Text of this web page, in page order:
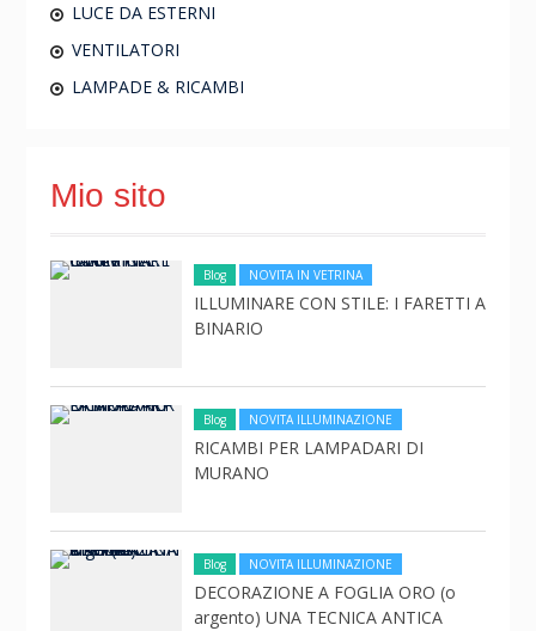
LUCE DA ESTERNI
VENTILATORI
LAMPADE & RICAMBI
Mio sito
Blog NOVITA IN VETRINA
ILLUMINARE CON STILE: I FARETTI A
BINARIO
Blog NOVITA ILLUMINAZIONE
RICAMBI PER LAMPADARI DI
MURANO
Blog NOVITA ILLUMINAZIONE
DECORAZIONE A FOGLIA ORO (o
argento) UNA TECNICA ANTICA